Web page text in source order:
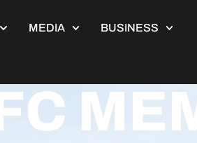
MEDIA BUSINESS